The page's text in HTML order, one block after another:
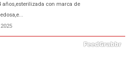
años,esterilizada con marca de